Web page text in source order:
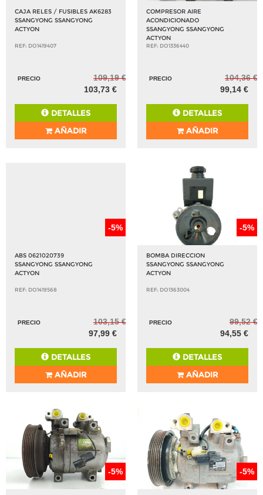
CAJA RELES / FUSIBLES AK6283
SSANGYONG SSANGYONG
ACTYON
REF: DO1419407
PRECIO
109,19 €
103,73 €
DETALLES
AÑADIR
COMPRESOR AIRE
ACONDICIONADO
SSANGYONG SSANGYONG
ACTYON
REF: DO1336440
PRECIO
104,36 €
99,14 €
DETALLES
AÑADIR
-5%
ABS 0621020739
SSANGYONG SSANGYONG
ACTYON
REF: DO1419568
PRECIO
103,15 €
97,99 €
DETALLES
AÑADIR
-5%
BOMBA DIRECCION
SSANGYONG SSANGYONG
ACTYON
REF: DO1363004
PRECIO
99,52 €
94,55 €
DETALLES
AÑADIR
-5% -5%